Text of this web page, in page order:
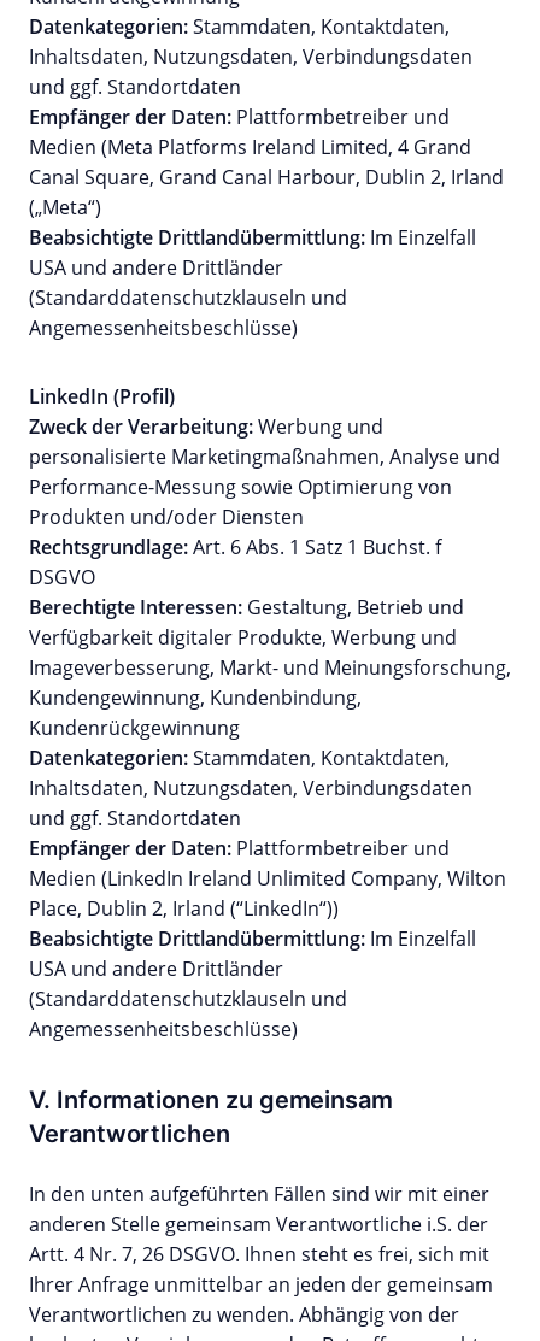
Datenkategorien:Stammdaten, Kontaktdaten,
Inhaltsdaten, Nutzungsdaten, Verbindungsdaten
und ggf. Standortdaten
Empfänger der Daten: Plattformbetreiber und
Medien (Meta Platforms Ireland Limited, 4 Grand
Canal Square, Grand Canal Harbour, Dublin 2, Irland
(„Meta“)
Beabsichtigte Drittlandübermittlung: Im Einzelfall
USA und andere Drittländer
(Standarddatenschutzklauseln und
Angemessenheitsbeschlüsse)
LinkedIn (Profil)
Zweck der Verarbeitung:Werbung und
personalisierte Marketingmaßnahmen, Analyse und
Performance-Messung sowie Optimierung von
Produkten und/oder Diensten
Rechtsgrundlage:Art. 6 Abs. 1 Satz 1 Buchst. f
DSGVO
Berechtigte Interessen: Gestaltung, Betrieb und
Verfügbarkeit digitaler Produkte, Werbung und
Imageverbesserung, Markt- und Meinungsforschung,
Kundengewinnung, Kundenbindung,
Kundenrückgewinnung
Datenkategorien:Stammdaten, Kontaktdaten,
Inhaltsdaten, Nutzungsdaten, Verbindungsdaten
und ggf. Standortdaten
Empfänger der Daten: Plattformbetreiber und
Medien (LinkedIn Ireland Unlimited Company, Wilton
Place, Dublin 2, Irland (“LinkedIn“))
Beabsichtigte Drittlandübermittlung: Im Einzelfall
USA und andere Drittländer
(Standarddatenschutzklauseln und
Angemessenheitsbeschlüsse)
V. Informationen zu gemeinsam
Verantwortlichen
In den unten aufgeführten Fällen sind wir mit einer
anderen Stelle gemeinsam Verantwortliche i.S. der
Artt. 4 Nr. 7, 26 DSGVO. Ihnen steht es frei, sich mit
Ihrer Anfrage unmittelbar an jeden der gemeinsam
Verantwortlichen zu wenden. Abhängig von der